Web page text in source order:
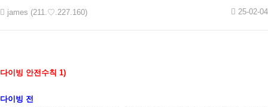
james (211.♡.227.160) 25-02-04
다이빙 안전수칙 1)
다이빙 전